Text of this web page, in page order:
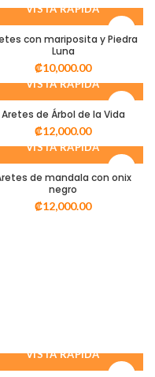
VISTA RÁPIDA
con mariposita y Piedra
Luna
₡10,000.00
VISTA RÁPIDA
Aretes de Árbol de la Vida
₡12,000.00
VISTA RÁPIDA
de mandala con onix
negro
₡12,000.00
VISTA RÁPIDA